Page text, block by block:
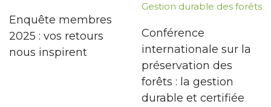
Enquête membres
2025 : vos retours
nous inspirent
Gestion durable des forêts
Conférence
internationale sur la
préservation des
forêts : la gestion
durable et certifiée